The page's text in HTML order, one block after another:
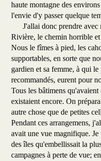
haute montagne des
l'envie d'y passer quelque
J'allai donc prendre avec
Rivière, le chemin horrible
Nous le fîmes à pied, les
supportables, en sorte que
gardien et sa femme, à qui
recommandés, eurent pour
Tous les bâtimens
existaient encore. On
autre chose que de petites
Pendant ces arrangemens,
avait une vue magnifique.
des îles qu'embellissait la
campagnes à perte de vue;